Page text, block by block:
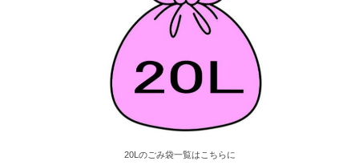
20Lのごみ袋一覧はこちらに